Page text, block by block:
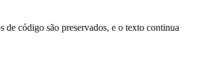
de código são preservados, e o texto continua